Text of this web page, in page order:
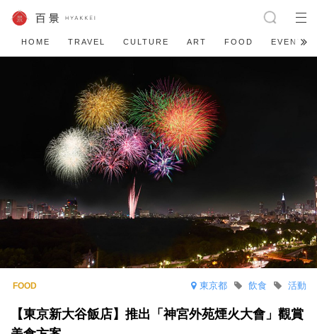
HOME TRAVEL CULTURE ART FOOD EVENT
東京都 活動
飲食
【東京新大谷飯店】推出「神宮外苑煙火大會」觀賞